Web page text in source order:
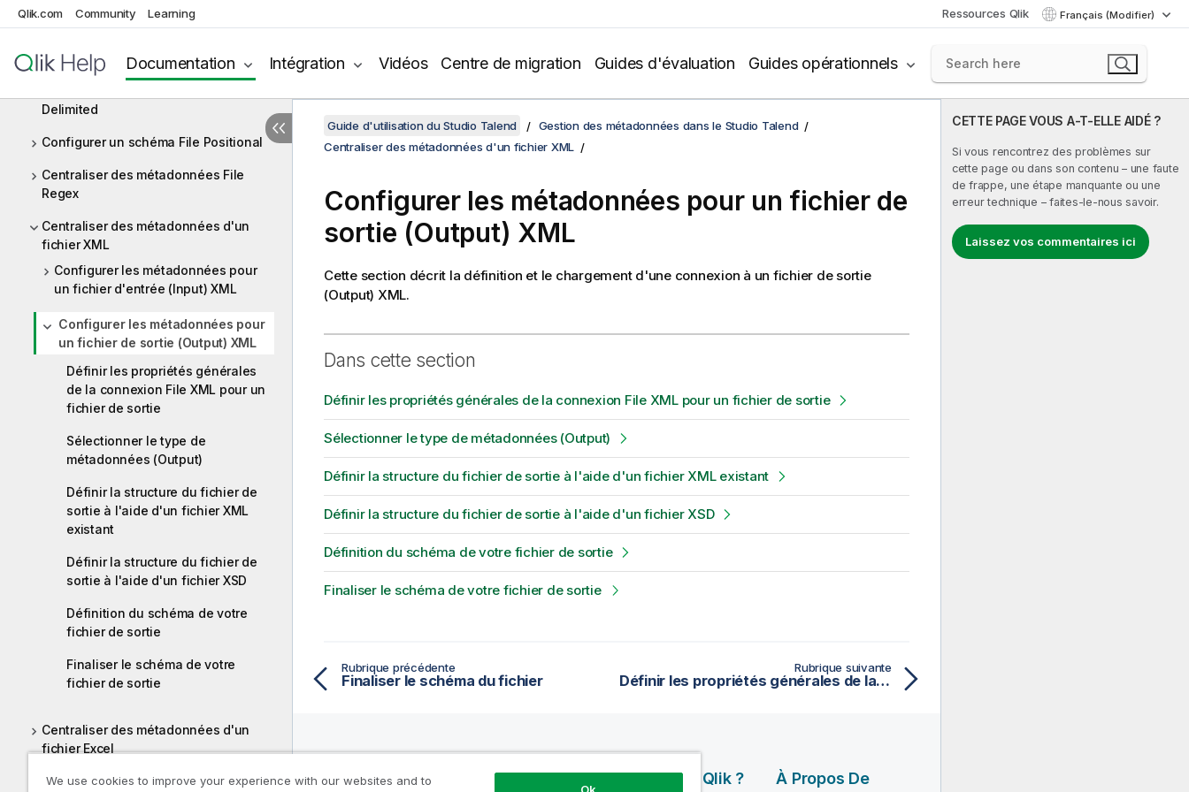
Qlik.com Community Learning Ressources Qlik Français (Modifier)
Documentation Intégration Vidéos Centre de migration Guides d'évaluation Guides opérationnels
Centraliser des métadonnées JDBC
Centraliser les métadonnées SAP
Delimited
Configurer un schéma File Positional
Centraliser des métadonnées File
Regex
Centraliser des métadonnées d'un
fichier XML
Configurer les métadonnées pour
un fichier d'entrée (Input) XML
Configurer les métadonnées pour
un fichier de sortie (Output) XML
Définir les propriétés générales
de la connexion File XML pour un
fichier de sortie
Sélectionner le type de
métadonnées (Output)
Définir la structure du fichier de
sortie à l'aide d'un fichier XML
existant
Définir la structure du fichier de
sortie à l'aide d'un fichier XSD
Définition du schéma de votre
fichier de sortie
Finaliser le schéma de votre
fichier de sortie
Centraliser des métadonnées d'un
fichier Excel
Centraliser les métadonnées d'un
CETTE PAGE VOUS A-T-ELLE AIDÉ ?
Si vous rencontrez des problèmes sur
cette page ou dans son contenu – une faute
de frappe, une étape manquante ou une
erreur technique – faites-le-nous savoir.
Laissez vos commentaires ici
Guide d'utilisation du Studio Talend
Gestion des métadonnées dans le Studio Talend
Centraliser des métadonnées d'un fichier XML
Configurer les métadonnées pour un fichier de
sortie (Output) XML
Cette section décrit la définition et le chargement d'une connexion à un fichier de sortie
(Output) XML.
Dans cette section
Définir les propriétés générales de la connexion File XML pour un fichier de sortie
Sélectionner le type de métadonnées (Output)
Définir la structure du fichier de sortie à l'aide d'un fichier XML existant
Définir la structure du fichier de sortie à l'aide d'un fichier XSD
Définition du schéma de votre fichier de sortie
Finaliser le schéma de votre fichier de sortie
Rubrique précédente
Finaliser le schéma du fichier
Rubrique suivante
Définir les propriétés générales de la connexion File XML pour un fichier de sortie
Ressources
Produits Pourquoi Qlik ?
À Propos De
We use cookies to improve your experience with our websites and to